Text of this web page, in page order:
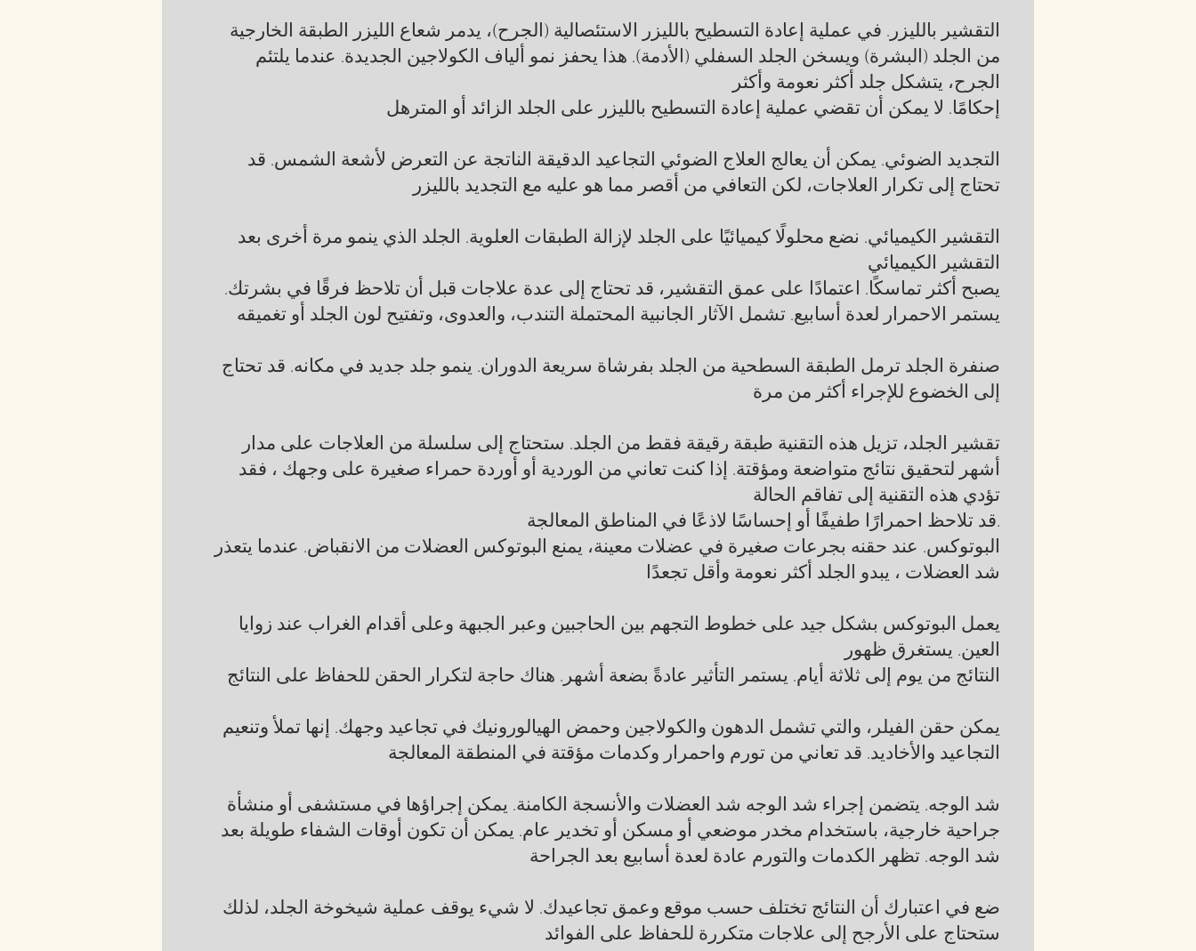
من الجلد (البشرة) ويسخن الجلد السفلي (الأدمة). هذا يحفز نمو ألياف الكولاجين الجديدة. عندما يلتئم
الجرح، يتشكل جلد أكثر نعومة وأكثر
إحكامًا. لا يمكن أن تقضي عملية إعادة التسطيح بالليزر على الجلد الزائد أو المترهل
التجديد الضوئي. يمكن أن يعالج العلاج الضوئي التجاعيد الدقيقة الناتجة عن التعرض لأشعة الشمس. قد
تحتاج إلى تكرار العلاجات، لكن التعافي من أقصر مما هو عليه مع التجديد بالليزر
التقشير الكيميائي. نضع محلولًا كيميائيًا على الجلد لإزالة الطبقات العلوية. الجلد الذي ينمو مرة أخرى بعد
التقشير الكيميائي
يصبح أكثر تماسكًا. اعتمادًا على عمق التقشير، قد تحتاج إلى عدة علاجات قبل أن تلاحظ فرقًا في بشرتك.
يستمر الاحمرار لعدة أسابيع. تشمل الآثار الجانبية المحتملة التندب، والعدوى، وتفتيح لون الجلد أو تغميقه
إلى الخضوع للإجراء أكثر من مرة
تقشير الجلد، تزيل هذه التقنية طبقة رقيقة فقط من الجلد. ستحتاج إلى سلسلة من العلاجات على مدار
أشهر لتحقيق نتائج متواضعة ومؤقتة. إذا كنت تعاني من الوردية أو أوردة حمراء صغيرة على وجهك ، فقد
تؤدي هذه التقنية إلى تفاقم الحالة
قد تلاحظ احمرارًا طفيفًا أو إحساسًا لاذعًا في المناطق المعالجة.
البوتوكس. عند حقنه بجرعات صغيرة في عضلات معينة، يمنع البوتوكس العضلات من الانقباض. عندما يتعذر
شد العضلات ، يبدو الجلد أكثر نعومة وأقل تجعدًا
يعمل البوتوكس بشكل جيد على خطوط التجهم بين الحاجبين وعبر الجبهة وعلى أقدام الغراب عند زوايا
العين. يستغرق ظهور
النتائج من يوم إلى ثلاثة أيام. يستمر التأثير عادةً بضعة أشهر. هناك حاجة لتكرار الحقن للحفاظ على النتائج
يمكن حقن الفيلر، والتي تشمل الدهون والكولاجين وحمض الهيالورونيك في تجاعيد وجهك. إنها تملأ وتنعيم
التجاعيد والأخاديد. قد تعاني من تورم واحمرار وكدمات مؤقتة في المنطقة المعالجة
شد الوجه. يتضمن إجراء شد الوجه شد العضلات والأنسجة الكامنة. يمكن إجراؤها في مستشفى أو منشأة
جراحية خارجية، باستخدام مخدر موضعي أو مسكن أو تخدير عام. يمكن أن تكون أوقات الشفاء طويلة بعد
شد الوجه. تظهر الكدمات والتورم عادة لعدة أسابيع بعد الجراحة
ضع في اعتبارك أن النتائج تختلف حسب موقع وعمق تجاعيدك. لا شيء يوقف عملية شيخوخة الجلد، لذلك
ستحتاج على الأرجح إلى علاجات متكررة للحفاظ على الفوائد